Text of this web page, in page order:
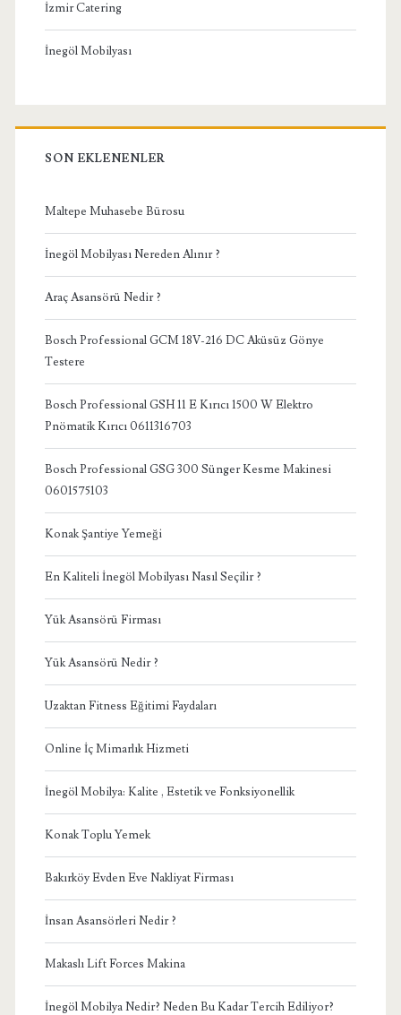
İzmir Catering
İnegöl Mobilyası
SON EKLENENLER
Maltepe Muhasebe Bürosu
İnegöl Mobilyası Nereden Alınır ?
Araç Asansörü Nedir ?
Bosch Professional GCM 18V-216 DC Aküsüz Gönye
Testere
Bosch Professional GSH 11 E Kırıcı 1500 W Elektro
Pnömatik Kırıcı 0611316703
Bosch Professional GSG 300 Sünger Kesme Makinesi
0601575103
Konak Şantiye Yemeği
En Kaliteli İnegöl Mobilyası Nasıl Seçilir ?
Yük Asansörü Firması
Yük Asansörü Nedir ?
Uzaktan Fitness Eğitimi Faydaları
Online İç Mimarlık Hizmeti
İnegöl Mobilya: Kalite , Estetik ve Fonksiyonellik
Konak Toplu Yemek
Bakırköy Evden Eve Nakliyat Firması
İnsan Asansörleri Nedir ?
Makaslı Lift Forces Makina
İnegöl Mobilya Nedir? Neden Bu Kadar Tercih Ediliyor?